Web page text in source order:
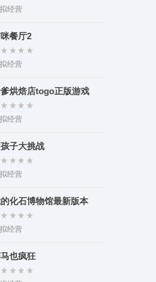
经营
餐厅2
经营
烘焙店togo正版游戏
经营
子大挑战
经营
化石博物馆最新版本
经营
也疯狂